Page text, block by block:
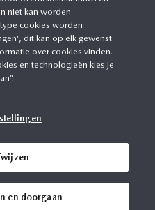
WLTP
niet kan worden
cookies worden
dit kan op elk gewenst
over cookies vinden.
en technologieën kies je
en doorgaan